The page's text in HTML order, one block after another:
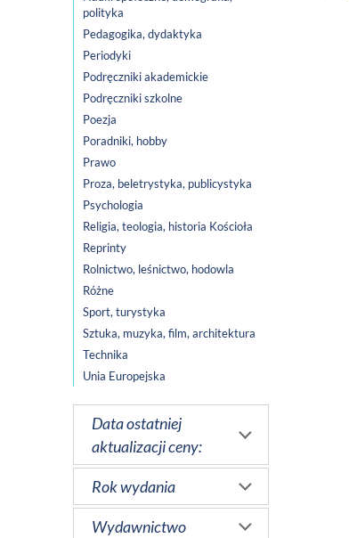
polityka
Pedagogika, dydaktyka
Periodyki
Podręczniki akademickie
Podręczniki szkolne
Poezja
Poradniki, hobby
Prawo
Proza, beletrystyka, publicystyka
Psychologia
Religia, teologia, historia Kościoła
Reprinty
Rolnictwo, leśnictwo, hodowla
Różne
Sport, turystyka
Sztuka, muzyka, film, architektura
Technika
Unia Europejska
Data ostatniej
aktualizacji ceny:
Rok wydania
Wydawnictwo